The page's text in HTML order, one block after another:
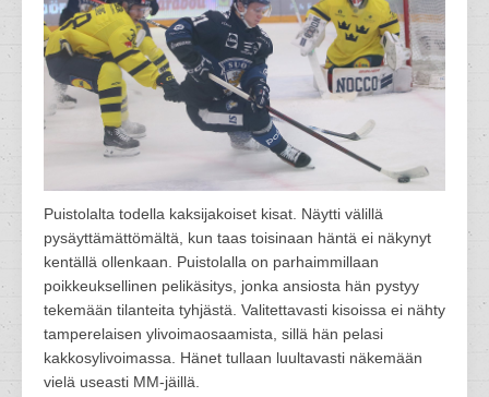
Puistolalta todella kaksijakoiset kisat. Näytti välillä
pysäyttämättömältä, kun taas toisinaan häntä ei näkynyt
kentällä ollenkaan. Puistolalla on parhaimmillaan
poikkeuksellinen pelikäsitys, jonka ansiosta hän pystyy
tekemään tilanteita tyhjästä. Valitettavasti kisoissa ei nähty
tamperelaisen ylivoimaosaamista, sillä hän pelasi
kakkosylivoimassa. Hänet tullaan luultavasti näkemään
vielä useasti MM-jäillä.